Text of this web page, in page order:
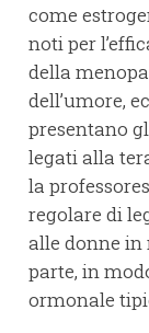
come
noti per
della
dell’umore,
presentano
legati alla
la
regolare di
alle donne in
parte, in
ormonale